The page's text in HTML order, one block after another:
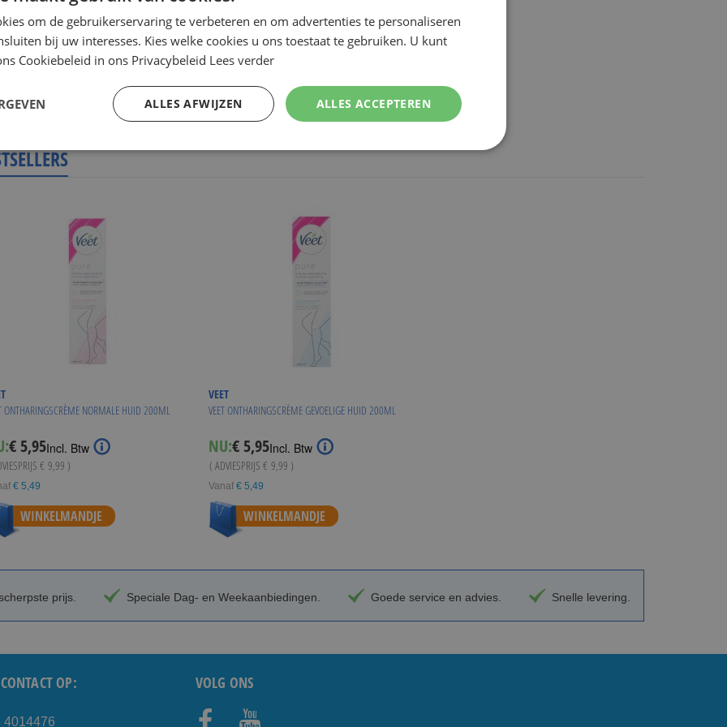
Op voorraad Op voorraad
ONTHARINGSCRÈME NORMALE HUID 200ML
Special
Price
€ 5,95Incl. Btw
€ 9,99 )
€ 5,49
WINKELMANDJE
VEET
VEET ONTHARINGSCRÈME GEVOELIGE HUID 200ML
NU:Special
Price
€ 5,95Incl. Btw
( ADVIESPRIJS € 9,99 )
Vanaf € 5,49
WINKELMANDJE
prijs. Speciale Dag- en Weekaanbiedingen. Goede service en advies. Snelle levering.
OP:
4014476
VOLG ONS
DUTCH
ENGLISH
om de gebruikerservaring te verbeteren en om advertenties te personaliseren
bij uw interesses. Kies welke cookies u ons toestaat te gebruiken. U kunt
Cookiebeleid in ons Privacybeleid Lees verder
ALLES ACCEPTEREN
ALLES AFWIJZEN